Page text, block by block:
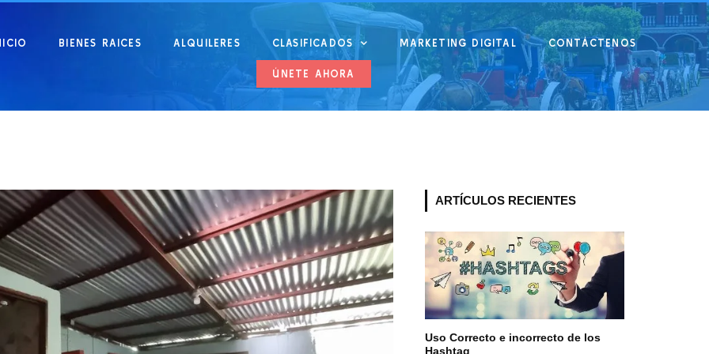
BIENES RAICES ALQUILERES CLASIFICADOS MARKETING DIGITAL CONTÁCTENOS
ÚNETE AHORA
ARTÍCULOS RECIENTES
Uso Correcto e incorrecto de los
Hashtag